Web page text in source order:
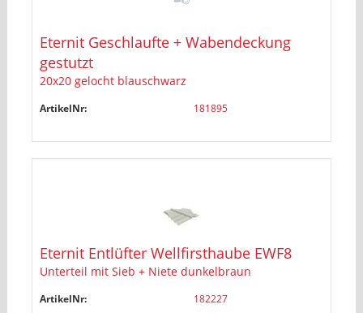
Eternit Geschlaufte + Wabendeckung
gestutzt
20x20 gelocht blauschwarz
ArtikelNr: 181895
Eternit Entlüfter Wellfirsthaube EWF8
Unterteil mit Sieb + Niete dunkelbraun
ArtikelNr: 182227